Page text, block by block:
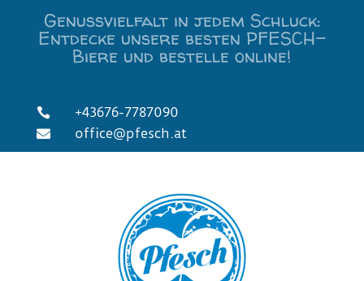
Genussvielfalt in jedem Schluck:
Entdecke unsere besten PFESCH-
Biere und bestelle online!
 +43676-7787090
 office@pfesch.at